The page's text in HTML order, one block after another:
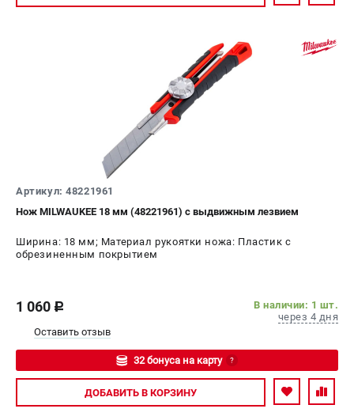
Артикул: 48221961
Нож MILWAUKEE 18 мм (48221961) с выдвижным лезвием
Ширина: 18 мм; Материал рукоятки ножа: Пластик с
обрезиненным покрытием
1 060 c
В наличии: 1 шт.
через 4 дня
Оставить отзыв
32 бонуса на карту ?
Авторизуйтесь
ДОБАВИТЬ В КОРЗИНУ